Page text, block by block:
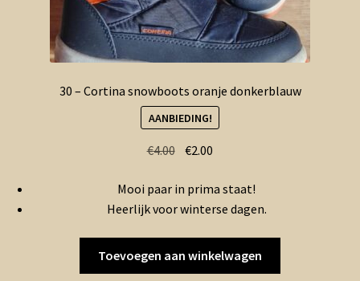
30 – Cortina snowboots oranje donkerblauw
AANBIEDING!
€4.00 Oorspronkelijke
was:
€4.00.
€2.00
is:
€2.00.
Mooi paar in prima staat!
Heerlijk voor winterse dagen.
Toevoegen aan winkelwagen